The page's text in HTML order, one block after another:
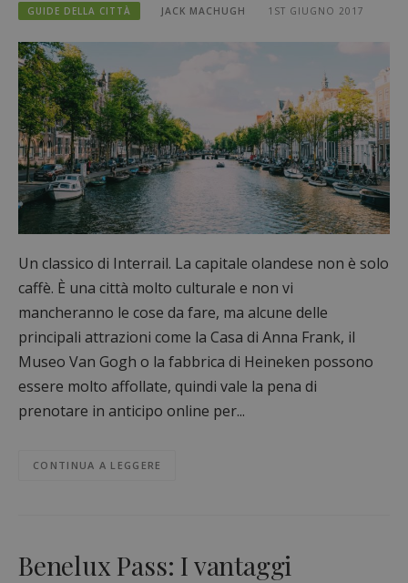
GUIDE DELLA CITTÀ JACK MACHUGH 1ST GIUGNO 2017
Un classico di Interrail. La capitale olandese non è solo
caffè. È una città molto culturale e non vi
mancheranno le cose da fare, ma alcune delle
principali attrazioni come la Casa di Anna Frank, il
Museo Van Gogh o la fabbrica di Heineken possono
essere molto affollate, quindi vale la pena di
prenotare in anticipo online per...
CONTINUA A LEGGERE
Benelux Pass: I vantaggi